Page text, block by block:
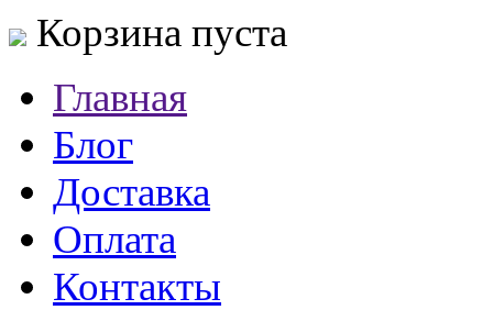
Корзина пуста
Главная
Блог
Доставка
Оплата
Контакты